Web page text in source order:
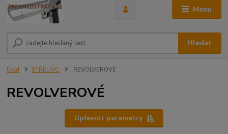
Menu
Hledat
Úvod STŘELIVO REVOLVEROVÉ
REVOLVEROVÉ
Upřesnit parametry